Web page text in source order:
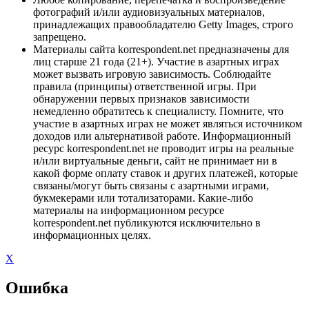
фотографий и/или аудиовизуальных материалов,
принадлежащих правообладателю Getty Images, строго
запрещено.
Материалы сайта korrespondent.net предназначены для
лиц старше 21 года (21+). Участие в азартных играх
может вызвать игровую зависимость. Соблюдайте
правила (принципы) ответственной игры. При
обнаружении первых признаков зависимости
немедленно обратитесь к специалисту. Помните, что
участие в азартных играх не может являться источником
доходов или альтернативой работе. Информационный
ресурс korrespondent.net не проводит игры на реальные
и/или виртуальные деньги, сайт не принимает ни в
какой форме оплату ставок и других платежей, которые
связаны/могут быть связаны с азартными играми,
букмекерами или тотализаторами. Какие-либо
материалы на информационном ресурсе
korrespondent.net публикуются исключительно в
информационных целях.
X
Ошибка